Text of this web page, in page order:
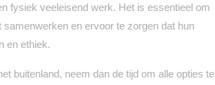
fysiek veeleisend werk. Het is essentieel om
en ervoor te zorgen dat hun
en ethiek.
buitenland, neem dan de tijd om alle opties te